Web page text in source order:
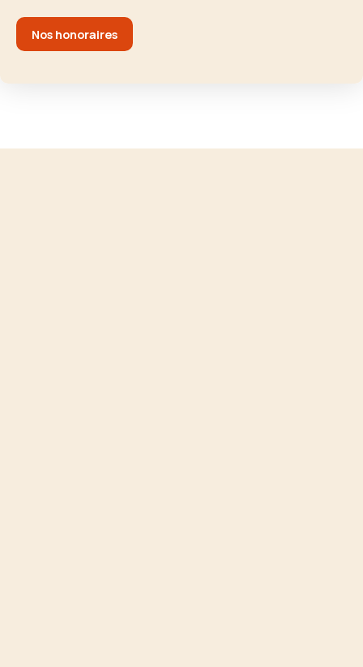
Nos honoraires